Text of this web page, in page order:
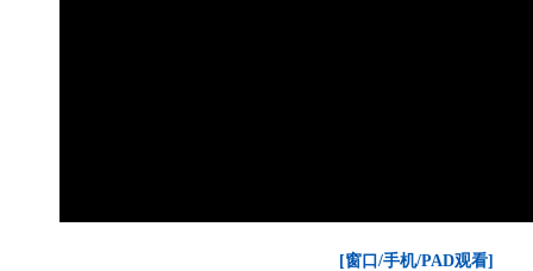
[窗口/手机/PAD观看]